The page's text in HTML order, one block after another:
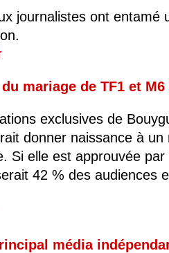
journalistes ont entamé
mariage de TF1 et M6
exclusives de
donner naissance à un
Si elle est approuvée
42 % des audiences
média